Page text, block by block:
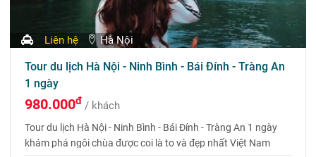
Liên hệ Hà Nội
Tour du lịch Hà Nội - Ninh Bình - Bái Đính - Tràng An
1 ngày
980.000đ / khách
Tour du lịch Hà Nội - Ninh Bình - Bái Đính - Tràng An 1 ngày
khám phá ngôi chùa được coi là to và đẹp nhất Việt Nam